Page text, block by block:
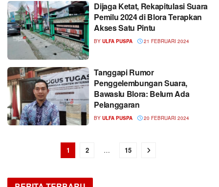
Dijaga Ketat, Rekapitulasi Suara
Pemilu 2024 di Blora Terapkan
Akses Satu Pintu
BY ULFA PUSPA 21 FEBRUARI 2024
Tanggapi Rumor
Penggelembungan Suara,
Bawaslu Blora: Belum Ada
Pelanggaran
BY ULFA PUSPA 20 FEBRUARI 2024
1 2 … 15